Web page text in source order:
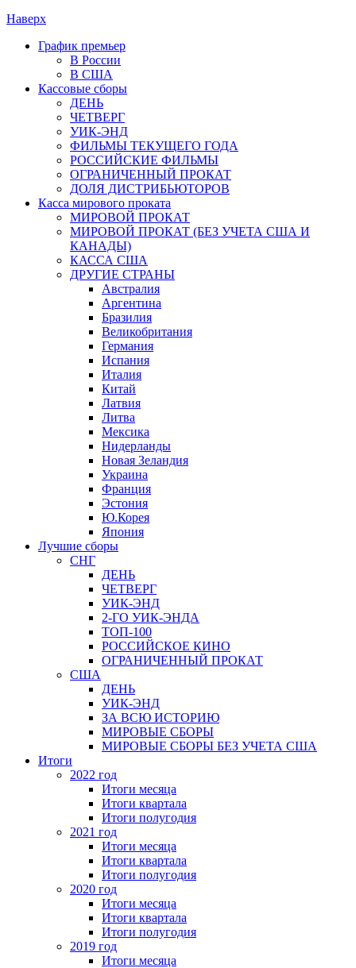
Наверх
График премьер
В России
В США
Кассовые сборы
ДЕНЬ
ЧЕТВЕРГ
УИК-ЭНД
ФИЛЬМЫ ТЕКУЩЕГО ГОДА
РОССИЙСКИЕ ФИЛЬМЫ
ОГРАНИЧЕННЫЙ ПРОКАТ
ДОЛЯ ДИСТРИБЬЮТОРОВ
Касса мирового проката
МИРОВОЙ ПРОКАТ
МИРОВОЙ ПРОКАТ (БЕЗ УЧЕТА США И
КАНАДЫ)
КАССА США
ДРУГИЕ СТРАНЫ
Австралия
Аргентина
Бразилия
Великобритания
Германия
Испания
Италия
Китай
Латвия
Литва
Мексика
Нидерланды
Новая Зеландия
Украина
Франция
Эстония
Ю.Корея
Япония
Лучшие сборы
СНГ
ДЕНЬ
ЧЕТВЕРГ
УИК-ЭНД
2-ГО УИК-ЭНДА
ТОП-100
РОССИЙСКОЕ КИНО
ОГРАНИЧЕННЫЙ ПРОКАТ
США
ДЕНЬ
УИК-ЭНД
ЗА ВСЮ ИСТОРИЮ
МИРОВЫЕ СБОРЫ
МИРОВЫЕ СБОРЫ БЕЗ УЧЕТА США
Итоги
2022 год
Итоги месяца
Итоги квартала
Итоги полугодия
2021 год
Итоги месяца
Итоги квартала
Итоги полугодия
2020 год
Итоги месяца
Итоги квартала
Итоги полугодия
2019 год
Итоги месяца